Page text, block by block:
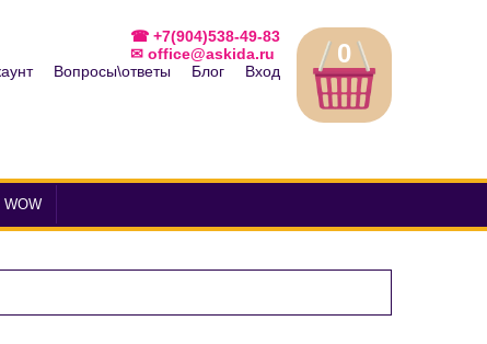
0
☎ +7(904)538-49-83
✉ office@askida.ru
Вопросы\ответы Блог Вход
WOW